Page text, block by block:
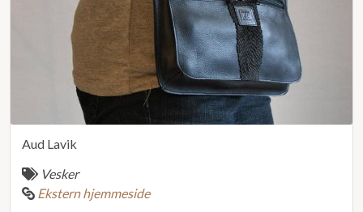
Aud Lavik
Vesker
Ekstern hjemmeside